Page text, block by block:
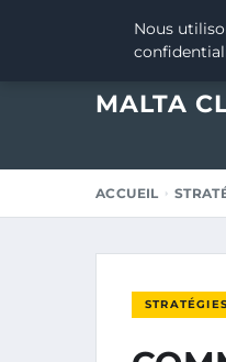
23 JANVIER 2025
MALTA
ACCUEIL
Nous